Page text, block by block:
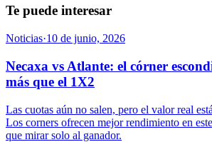
Te puede interesar
Noticias·10 de junio, 2026
Necaxa vs Atlante: el córner
más que el 1X2
Las cuotas aún no salen, pero el valor real
Los corners ofrecen mejor rendimiento en
que mirar solo al ganador.